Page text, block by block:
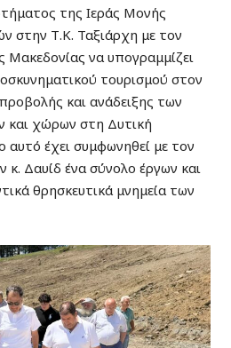
της Ιεράς Μονής
στην Τ.Κ. Ταξιάρχη με τον
Μακεδονίας να υπογραμμίζει
τουρισμού στον
και ανάδειξης των
και χώρων στη Δυτική
αυτό έχει συμφωνηθεί με τον
Δαυίδ ένα σύνολο έργων και
θρησκευτικά μνημεία των